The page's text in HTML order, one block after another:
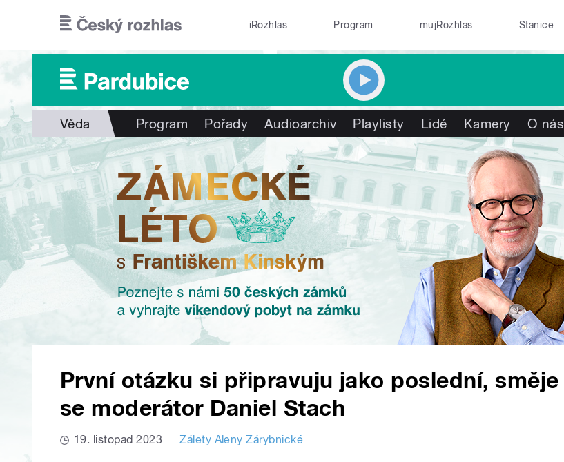
iRozhlas Program mujRozhlas Stanice
Věda Program Pořady Audioarchiv Playlisty Lidé Kamery O nás
První otázku si připravuju jako poslední, směje
se moderátor Daniel Stach
19. listopad 2023 Zálety Aleny Zárybnické